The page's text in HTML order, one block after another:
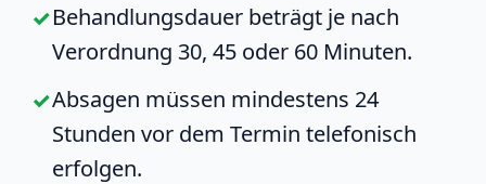
Behandlungsdauer beträgt je nach
Verordnung 30, 45 oder 60 Minuten.
Absagen müssen mindestens 24
Stunden vor dem Termin telefonisch
erfolgen.